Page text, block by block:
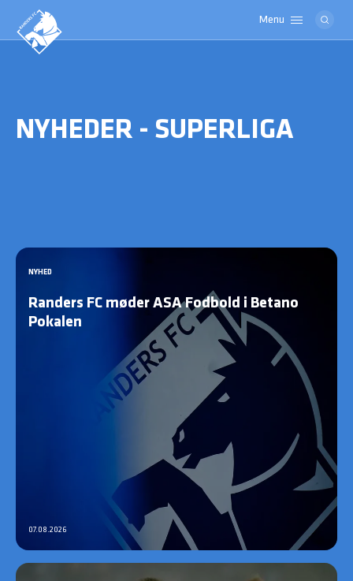
Menu
NYHEDER - SUPERLIGA
NYHED
Randers FC møder ASA Fodbold i Betano
Pokalen
07.08.2026